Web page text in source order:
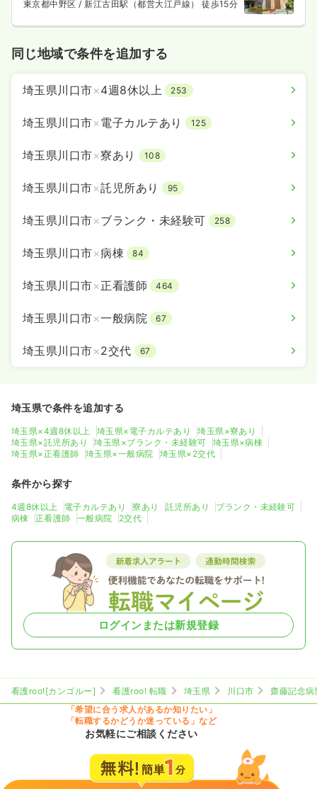
東京都中野区/ 新江古田駅（都営大江戸線） 徒歩15分
同じ地域で条件を追加する
埼玉県川口市×4週8休以上 253
埼玉県川口市×電子カルテあり 125
埼玉県川口市×寮あり 108
埼玉県川口市×託児所あり 95
埼玉県川口市×ブランク・未経験可 258
埼玉県川口市×病棟 84
埼玉県川口市×正看護師 464
埼玉県川口市×一般病院 67
埼玉県川口市×2交代 67
埼玉県で条件を追加する
埼玉県×4週8休以上 埼玉県×電子カルテあり
埼玉県×寮あり
埼玉県×託児所あり
埼玉県×ブランク・未経験可
埼玉県×病棟
埼玉県×正看護師
埼玉県×一般病院 埼玉県×2交代
条件から探す
4週8休以上 電子カルテあり 寮あり 託児所あり
ブランク・未経験可
病棟
正看護師 一般病院 2交代
ログインまたは新規登録
看護roo![カンゴルー] 看護roo! 転職 埼玉県 川口市
齋藤記念病
「希望に合う求人があるか知りたい」
「転職するかどうか迷っている」など
お気軽にご相談ください